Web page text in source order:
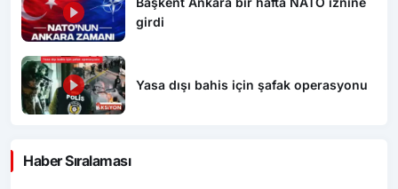
girdi
Yasa dışı bahis için şafak operasyonu
Haber Sıralaması